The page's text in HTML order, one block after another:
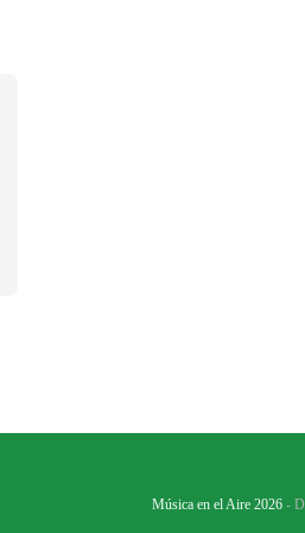
Música en el Aire 2026-